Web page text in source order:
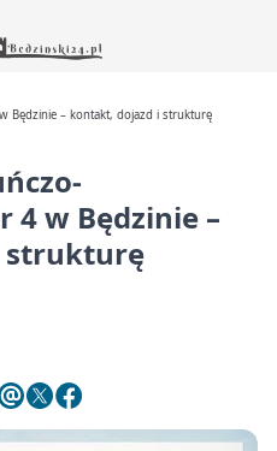
Będzinie – kontakt, dojazd i strukturę
4 w Będzinie –
strukturę